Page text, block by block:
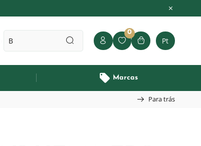
0
Pt
Marcas
Para trás